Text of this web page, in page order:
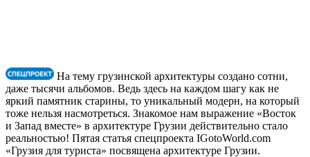
На тему грузинской архитектуры создано сотни,
даже тысячи альбомов. Ведь здесь на каждом шагу как не
яркий памятник старины, то уникальный модерн, на который
тоже нельзя насмотреться. Знакомое нам выражение «Восток
и Запад вместе» в архитектуре Грузии действительно стало
реальностью! Пятая статья спецпроекта IGotoWorld.com
«Грузия для туриста» посвящена архитектуре Грузии.